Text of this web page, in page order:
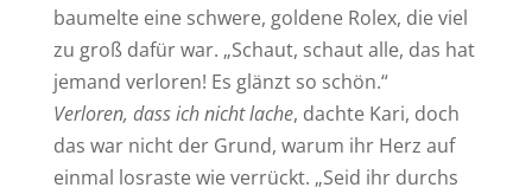
baumelte eine schwere, goldene Rolex, die viel
zu groß dafür war. „Schaut, schaut alle, das hat
jemand verloren! Es glänzt so schön.“
Verloren, dass ich nicht lache, dachte Kari, doch
das war nicht der Grund, warum ihr Herz auf
einmal losraste wie verrückt. „Seid ihr durchs